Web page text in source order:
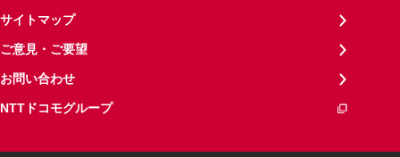
サイトマップ
ご意見・ご要望
お問い合わせ
NTTドコモグループ